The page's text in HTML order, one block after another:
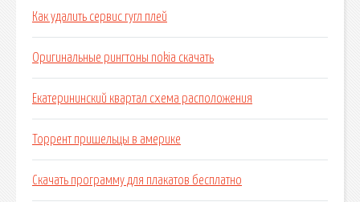
Как удалить сервис гугл плей
Оригинальные рингтоны nokia скачать
Екатерининский квартал схема расположения
Торрент пришельцы в америке
Скачать программу для плакатов бесплатно